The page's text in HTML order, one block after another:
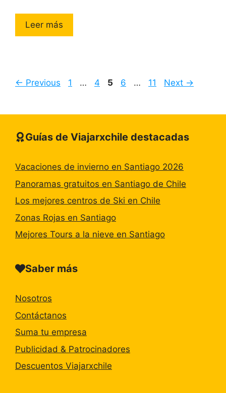
Leer más
← Previous Page
1 … Page
4 Page
5 Page
6 … Page
11 Next →
Guías de Viajarxchile destacadas
Vacaciones de invierno en Santiago 2026
Panoramas gratuitos en Santiago de Chile
Los mejores centros de Ski en Chile
Zonas Rojas en Santiago
Mejores Tours a la nieve en Santiago
Saber más
Nosotros
Contáctanos
Suma tu empresa
Publicidad & Patrocinadores
Descuentos Viajarxchile